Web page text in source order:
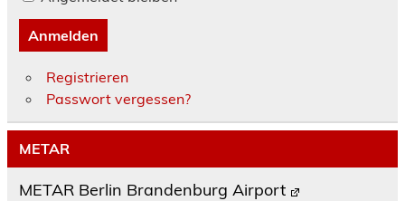
Anmelden
Registrieren
Passwort vergessen?
METAR
METAR Berlin Brandenburg Airport